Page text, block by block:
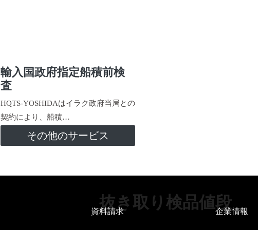
輸入国政府指定船積前検
査
HQTS-YOSHIDAはイラク政府当局との
契約により、船積…
その他のサービス
抜き取り検品値段
資料請求 企業情報